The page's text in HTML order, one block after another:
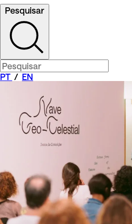
Pesquisar
PT / EN